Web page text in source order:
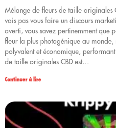
Mélange de fleurs de taille originales
vais pas vous faire un discours
averti, vous savez pertinemment que
fleur la plus photogénique au
polyvalent et économique,
de taille originales CBD est…
Continuer à lire